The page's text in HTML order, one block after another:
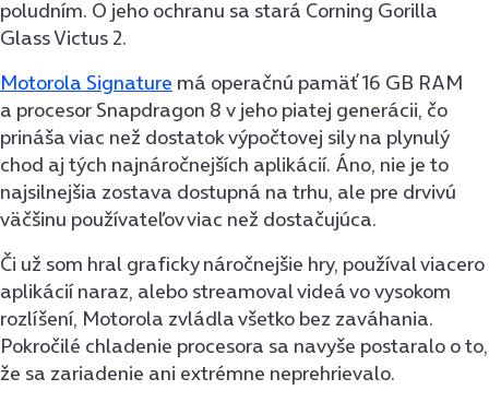
poludním. O jeho ochranu sa stará Corning Gorilla
Glass Victus 2.
Motorola Signature má operačnú pamäť 16 GB RAM
a procesor Snapdragon 8 v jeho piatej generácii, čo
prináša viac než dostatok výpočtovej sily na plynulý
chod aj tých najnáročnejších aplikácií. Áno, nie je to
najsilnejšia zostava dostupná na trhu, ale pre drvivú
väčšinu používateľov viac než dostačujúca.
Či už som hral graficky náročnejšie hry, používal viacero
aplikácií naraz, alebo streamoval videá vo vysokom
rozlíšení, Motorola zvládla všetko bez zaváhania.
Pokročilé chladenie procesora sa navyše postaralo o to,
že sa zariadenie ani extrémne neprehrievalo.